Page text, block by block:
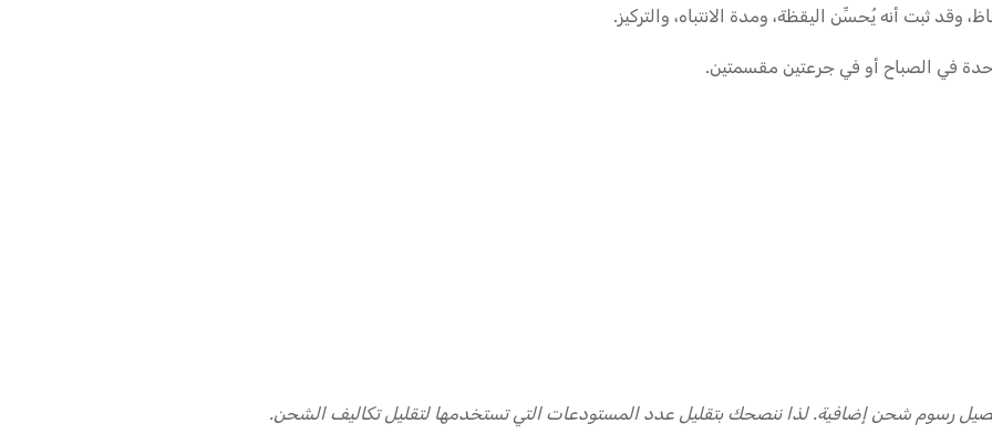
وقد ثبت أنه يُحسِّن اليقظة، ومدة الانتباه، والتركيز.
رسوم شحن إضافية. لذا ننصحك بتقليل عدد المستودعات التي تستخدمها لتقليل تكاليف الشحن.